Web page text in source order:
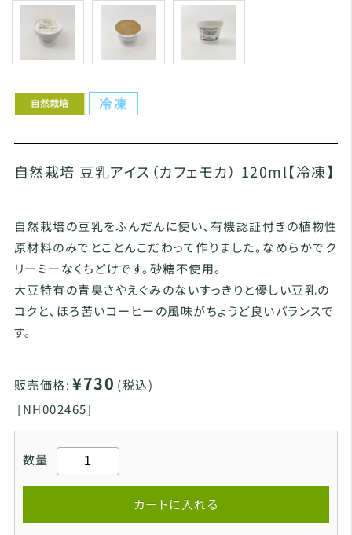
自然栽培 豆乳アイス（カフェモカ） 120ml【冷凍】
自然栽培の豆乳をふんだんに使い、有機認証付きの植物性
原材料のみでとことんこだわって作りました。なめらかでク
リーミーなくちどけです。砂糖不使用。
大豆特有の青臭さやえぐみのないすっきりと優しい豆乳の
コクと、ほろ苦いコーヒーの風味がちょうど良いバランスで
す。
販売価格: ¥730 (税込)
[NH002465]
数量
カートに入れる